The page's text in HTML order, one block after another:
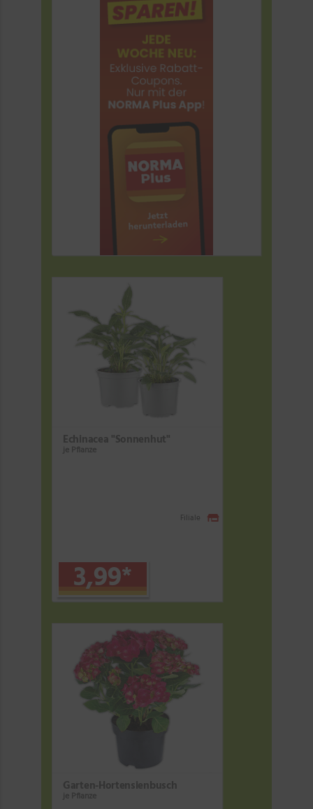
Echinacea "Sonnenhut"
je Pflanze
3,99*
Filiale
Garten-Hortensienbusch
je Pflanze